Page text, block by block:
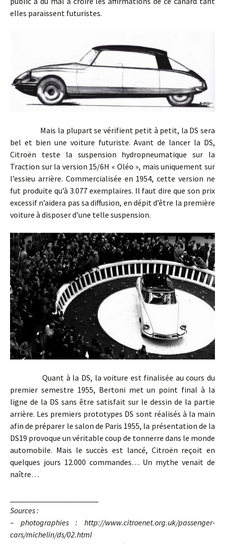
elles paraissent futuristes.
Mais la plupart se vérifient petit à petit, la DS sera
bel et bien une voiture futuriste. Avant de lancer la DS,
Citroën teste la suspension hydropneumatique sur la
Traction sur la version 15/6H « Oléo », mais uniquement sur
l’essieu arrière. Commercialisée en 1954, cette version ne
fut produite qu’à 3.077 exemplaires. Il faut dire que son prix
excessif n’aidera pas sa diffusion, en dépit d’être la première
voiture à disposer d’une telle suspension.
Quant à la DS, la voiture est finalisée au cours du
premier semestre 1955, Bertoni met un point final à la
ligne de la DS sans être satisfait sur le dessin de la partie
arrière. Les premiers prototypes DS sont réalisés à la main
afin de préparer le salon de Paris 1955, la présentation de la
DS19 provoque un véritable coup de tonnerre dans le monde
automobile. Mais le succès est lancé, Citroën reçoit en
quelques jours 12.000 commandes… Un mythe venait de
naître…
Sources :
– photographies : http://www.citroenet.org.uk/passenger-
cars/michelin/ds/02.html